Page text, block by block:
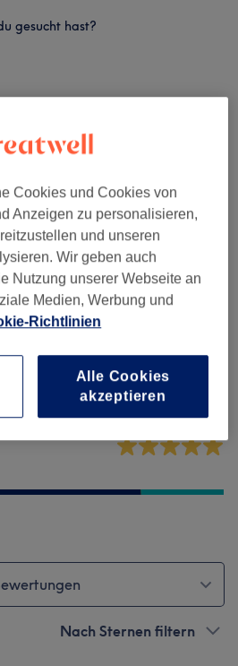
gesucht hast?
Nach Sternen filtern
Cookies und Cookies von
Anzeigen zu personalisieren,
und unseren
Wir geben auch
Nutzung unserer Webseite an
Medien, Werbung und
Richtlinien
Alle Cookies
akzeptieren